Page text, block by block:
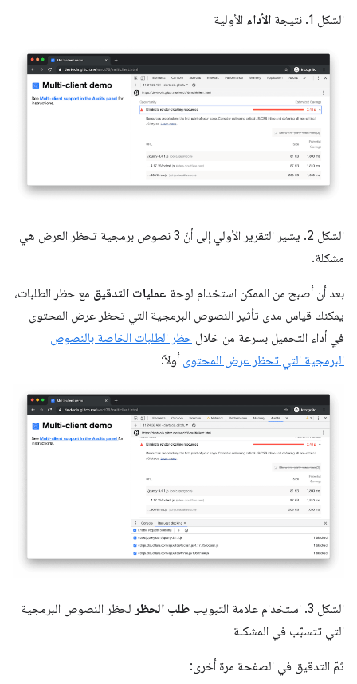
الشكل 1. نتيجة الأداء الأولية
الشكل 2. يشير التقرير الأولي إلى أنّ 3 نصوص برمجية تحظر العرض هي
مشكلة.
بعد أن أصبح من الممكن استخدام لوحة عمليات التدقيق مع حظر الطلبات،
يمكنك قياس مدى تأثير النصوص البرمجية التي تحظر عرض المحتوى
في أداء التحميل بسرعة من خلال حظر الطلبات الخاصة بالنصوص
البرمجية التي تحظر عرض المحتوى أولاً:
الشكل 3. استخدام علامة التبويب طلب الحظر لحظر النصوص البرمجية
التي تتسبّب في المشكلة
ثمّ التدقيق في الصفحة مرة أخرى: